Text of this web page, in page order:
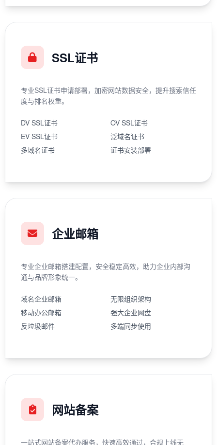
SSL证书
专业SSL证书申请部署，加密网站数据安全，提升搜索信任
度与排名权重。
DV SSL证书
OV SSL证书
EV SSL证书
泛域名证书
多域名证书
证书安装部署
企业邮箱
专业企业邮箱搭建配置，安全稳定高效，助力企业内部沟
通与品牌形象统一。
域名企业邮箱
无限组织架构
移动办公邮箱
强大企业网盘
反垃圾邮件
多端同步使用
网站备案
一站式网站备案代办服务，快速高效通过，合规上线无